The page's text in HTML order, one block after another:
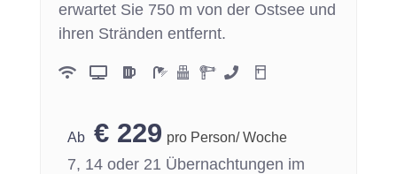
erwartet Sie 750 m von der Ostsee und
ihren Stränden entfernt.
€ 229 pro Person/ Woche
7, 14 oder 21 Übernachtungen im